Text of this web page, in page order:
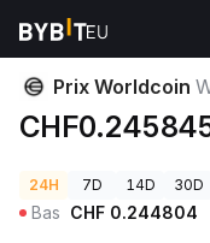
Prix des cryptos
Prix Worldcoin
24H 7D 14D 30D
Bas CHF 0.244804